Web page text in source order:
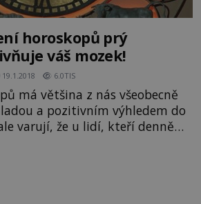
horoskopů prý
váš mozek!
19.1.2018 6.0TIS
má většina z nás všeobecně
a pozitivním výhledem do
varují, že u lidí, kteří denně
je větší pravděpodobnost, že
a budou mít sklony k